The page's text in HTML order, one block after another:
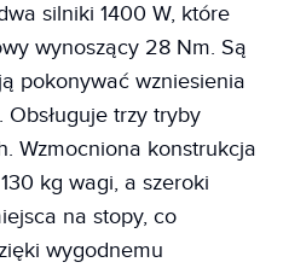
silniki 1400 W, które
wynoszący 28 Nm. Są
pokonywać wzniesienia
trzy tryby
Wzmocniona konstrukcja
kg wagi, a szeroki
na stopy, co
wygodnemu